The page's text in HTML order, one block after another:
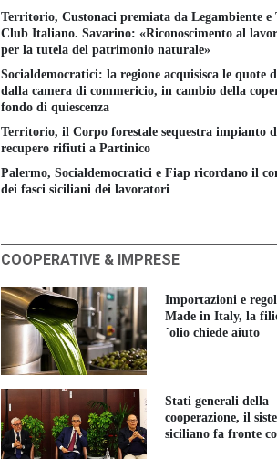
Territorio, Custonaci premiata da Legambiente e
Club Italiano. Savarino: «Riconoscimento al
per la tutela del patrimonio naturale»
Socialdemocratici: la regione acquisisca le quote
dalla camera di commericio, in cambio della
fondo di quiescenza
Territorio, il Corpo forestale sequestra impianto
recupero rifiuti a Partinico
Palermo, Socialdemocratici e Fiap ricordano il
dei fasci siciliani dei lavoratori
COOPERATIVE & IMPRESE
Importazioni e
Made in Italy, la
´olio chiede aiuto
Stati generali della
cooperazione, il
siciliano fa fronte